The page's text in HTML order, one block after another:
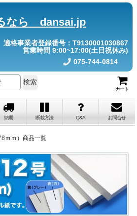
なら dansai.jp
適格事業者登録番号：T9130001030867
営業時間 9:00~17:00(土日祝休み)
075-744-0814
カート
検索
納期 断裁方法 Q&A お問合せ
ｍｍ）商品一覧